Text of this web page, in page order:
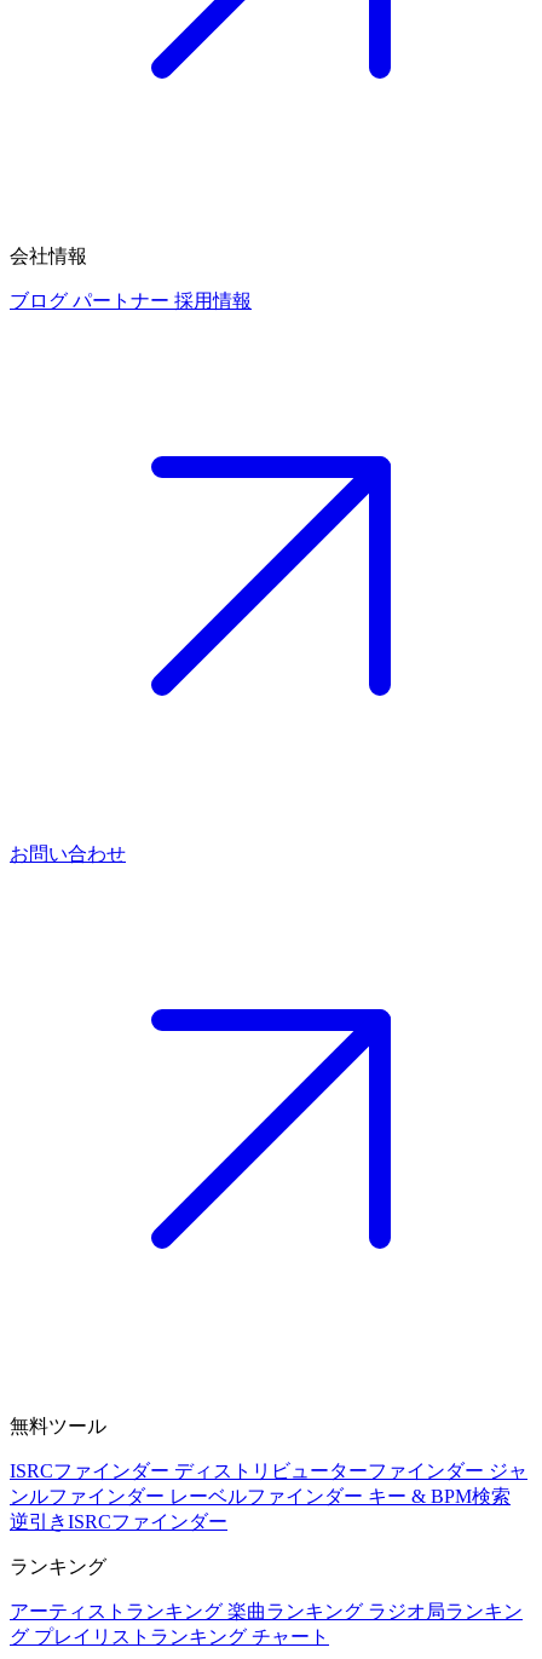
会社情報
ブログ パートナー 採用情報
お問い合わせ
無料ツール
ISRCファインダー ディストリビューターファインダー ジャ
ンルファインダー レーベルファインダー キー & BPM検索
逆引きISRCファインダー
ランキング
アーティストランキング 楽曲ランキング ラジオ局ランキン
グ プレイリストランキング チャート